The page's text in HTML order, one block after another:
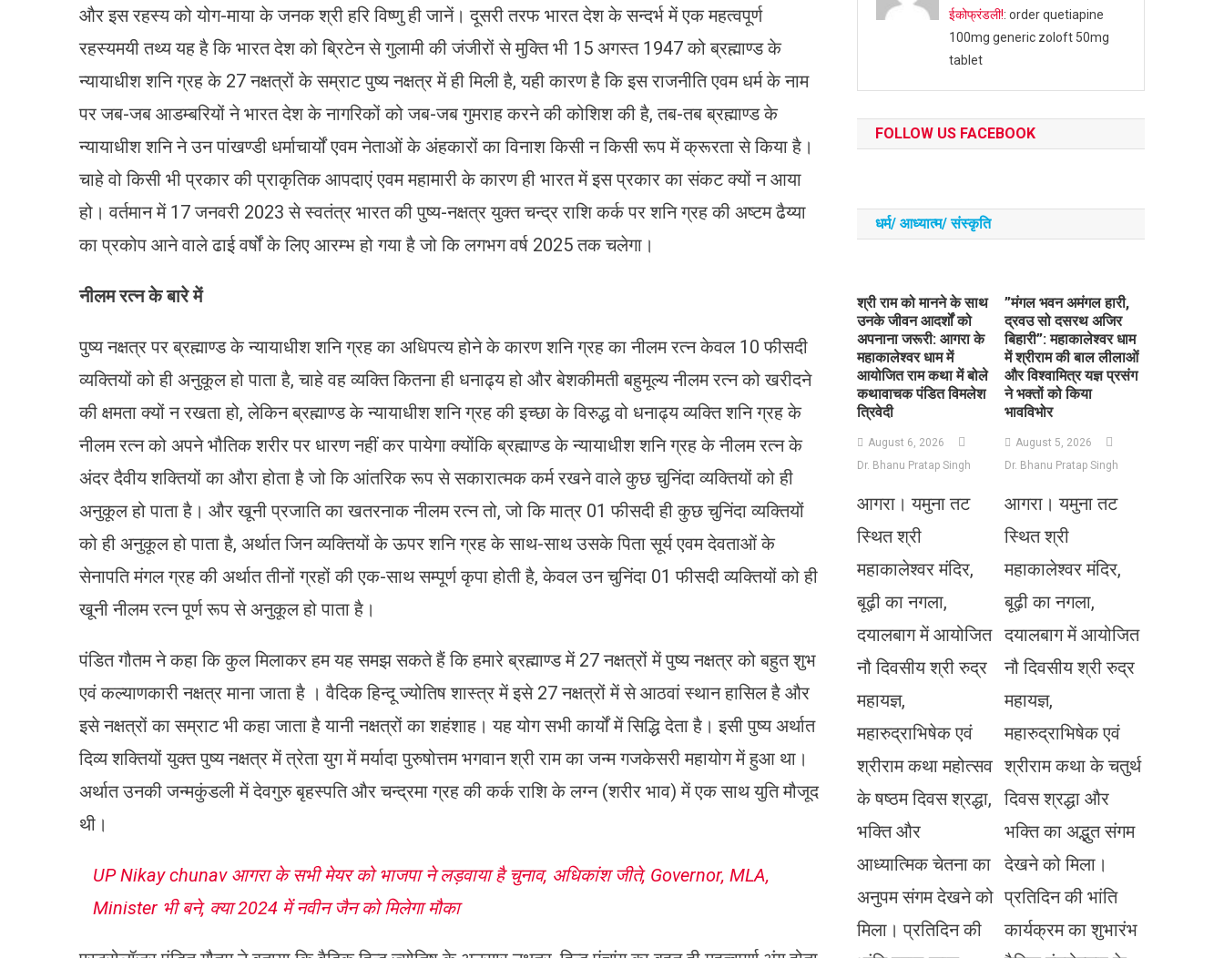
और इस रहस्य को योग-माया के जनक श्री हरि विष्णु ही जानें। दूसरी तरफ भारत देश के सन्दर्भ में एक महत्वपूर्ण
रहस्यमयी तथ्य यह है कि भारत देश को ब्रिटेन से गुलामी की जंजीरों से मुक्ति भी 15 अगस्त 1947 को ब्रह्माण्ड के
न्यायाधीश शनि ग्रह के 27 नक्षत्रों के सम्राट पुष्य नक्षत्र में ही मिली है, यही कारण है कि इस राजनीति एवम धर्म के नाम
पर जब-जब आडम्बरियों ने भारत देश के नागरिकों को जब-जब गुमराह करने की कोशिश की है, तब-तब ब्रह्माण्ड के
न्यायाधीश शनि ने उन पांखण्डी धर्माचार्यों एवम नेताओं के अंहकारों का विनाश किसी न किसी रूप में क्रूरता से किया है।
चाहे वो किसी भी प्रकार की प्राकृतिक आपदाएं एवम महामारी के कारण ही भारत में इस प्रकार का संकट क्यों न आया
हो। वर्तमान में 17 जनवरी 2023 से स्वतंत्र भारत की पुष्य-नक्षत्र युक्त चन्द्र राशि कर्क पर शनि ग्रह की अष्टम ढैय्या
का प्रकोप आने वाले ढाई वर्षों के लिए आरम्भ हो गया है जो कि लगभग वर्ष 2025 तक चलेगा।
नीलम रत्न के बारे में
पुष्य नक्षत्र पर ब्रह्माण्ड के न्यायाधीश शनि ग्रह का अधिपत्य होने के कारण शनि ग्रह का नीलम रत्न केवल 10 फीसदी
व्यक्तियों को ही अनुकूल हो पाता है, चाहे वह व्यक्ति कितना ही धनाढ्य हो और बेशकीमती बहुमूल्य नीलम रत्न को खरीदने
की क्षमता क्यों न रखता हो, लेकिन ब्रह्माण्ड के न्यायाधीश शनि ग्रह की इच्छा के विरुद्ध वो धनाढ्य व्यक्ति शनि ग्रह के
नीलम रत्न को अपने भौतिक शरीर पर धारण नहीं कर पायेगा क्योंकि ब्रह्माण्ड के न्यायाधीश शनि ग्रह के नीलम रत्न के
अंदर दैवीय शक्तियों का औरा होता है जो कि आंतरिक रूप से सकारात्मक कर्म रखने वाले कुछ चुनिंदा व्यक्तियों को ही
अनुकूल हो पाता है। और खूनी प्रजाति का खतरनाक नीलम रत्न तो, जो कि मात्र 01 फीसदी ही कुछ चुनिंदा व्यक्तियों
को ही अनुकूल हो पाता है, अर्थात जिन व्यक्तियों के ऊपर शनि ग्रह के साथ-साथ उसके पिता सूर्य एवम देवताओं के
सेनापति मंगल ग्रह की अर्थात तीनों ग्रहों की एक-साथ सम्पूर्ण कृपा होती है, केवल उन चुनिंदा 01 फीसदी व्यक्तियों को ही
खूनी नीलम रत्न पूर्ण रूप से अनुकूल हो पाता है।
पंडित गौतम ने कहा कि कुल मिलाकर हम यह समझ सकते हैं कि हमारे ब्रह्माण्ड में 27 नक्षत्रों में पुष्य नक्षत्र को बहुत शुभ
एवं कल्याणकारी नक्षत्र माना जाता है । वैदिक हिन्दू ज्योतिष शास्त्र में इसे 27 नक्षत्रों में से आठवां स्थान हासिल है और
इसे नक्षत्रों का सम्राट भी कहा जाता है यानी नक्षत्रों का शहंशाह। यह योग सभी कार्यों में सिद्धि देता है। इसी पुष्य अर्थात
दिव्य शक्तियों युक्त पुष्य नक्षत्र में त्रेता युग में मर्यादा पुरुषोत्तम भगवान श्री राम का जन्म गजकेसरी महायोग में हुआ था।
अर्थात उनकी जन्मकुंडली में देवगुरु बृहस्पति और चन्द्रमा ग्रह की कर्क राशि के लग्न (शरीर भाव) में एक साथ युति मौजूद
थी।
UP Nikay chunav आगरा के सभी मेयर को भाजपा ने लड़वाया है चुनाव, अधिकांश जीते, Governor, MLA,
Minister भी बने, क्या 2024 में नवीन जैन को मिलेगा मौका
ईकोफ्रंडली!: order quetiapine
100mg generic zoloft 50mg
tablet
FOLLOW US FACEBOOK
धर्म/ आध्‍यात्‍म/ संस्‍कृति
​श्री राम को मानने के साथ
उनके जीवन आदर्शों को
अपनाना जरूरी: आगरा के
महाकालेश्वर धाम में
आयोजित राम कथा में बोले
कथावाचक पंडित विमलेश
त्रिवेदी
August 6, 2026
Dr. Bhanu Pratap Singh
आगरा। यमुना तट
स्थित श्री
महाकालेश्वर मंदिर,
बूढ़ी का नगला,
दयालबाग में आयोजित
नौ दिवसीय श्री रुद्र
महायज्ञ,
महारुद्राभिषेक एवं
श्रीराम कथा महोत्सव
के षष्ठम दिवस श्रद्धा,
भक्ति और
आध्यात्मिक चेतना का
अनुपम संगम देखने को
मिला। प्रतिदिन की
​”मंगल भवन अमंगल हारी,
द्रवउ सो दसरथ अजिर
बिहारी”: महाकालेश्वर धाम
में श्रीराम की बाल लीलाओं
और विश्वामित्र यज्ञ प्रसंग
ने भक्तों को किया
भावविभोर
August 5, 2026
Dr. Bhanu Pratap Singh
आगरा। यमुना तट
स्थित श्री
महाकालेश्वर मंदिर,
बूढ़ी का नगला,
दयालबाग में आयोजित
नौ दिवसीय श्री रुद्र
महायज्ञ,
महारुद्राभिषेक एवं
श्रीराम कथा के चतुर्थ
दिवस श्रद्धा और
भक्ति का अद्भुत संगम
देखने को मिला।
प्रतिदिन की भांति
कार्यक्रम का शुभारंभ